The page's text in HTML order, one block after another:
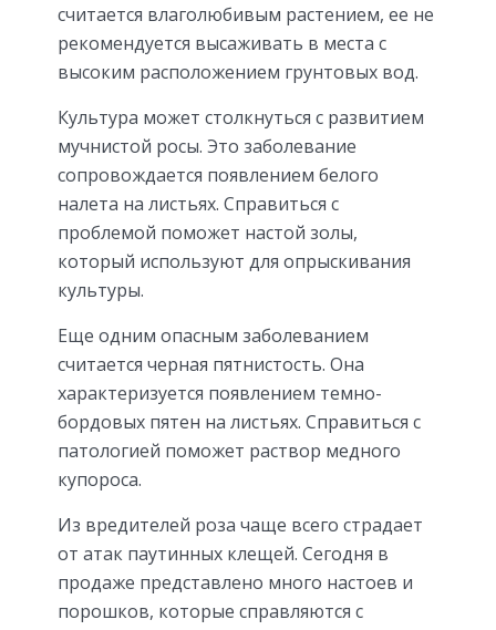
считается влаголюбивым растением, ее не
рекомендуется высаживать в места с
высоким расположением грунтовых вод.
Культура может столкнуться с развитием
мучнистой росы. Это заболевание
сопровождается появлением белого
налета на листьях. Справиться с
проблемой поможет настой золы,
который используют для опрыскивания
культуры.
Еще одним опасным заболеванием
считается черная пятнистость. Она
характеризуется появлением темно-
бордовых пятен на листьях. Справиться с
патологией поможет раствор медного
купороса.
Из вредителей роза чаще всего страдает
от атак паутинных клещей. Сегодня в
продаже представлено много настоев и
порошков, которые справляются с